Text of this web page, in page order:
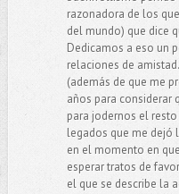
razonadora de los
del mundo) que dice
Dedicamos a eso un
relaciones de
(además de que me
años para considerar
para jodernos el
legados que me dejó
en el momento en
esperar tratos de
el que se describe la